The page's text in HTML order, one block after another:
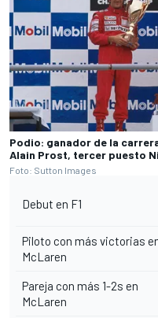
Podio: ganador de la
Alain Prost, tercer puesto
Foto: Sutton Images
Debut en F1
Piloto con más victorias
McLaren
Pareja con más 1-2s en
McLaren